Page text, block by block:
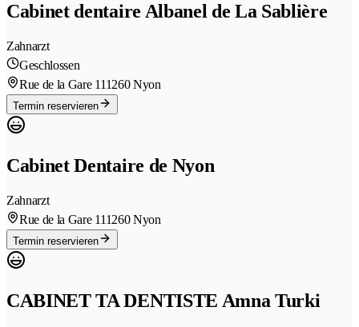
Cabinet dentaire Albanel de La Sablière
Zahnarzt
Geschlossen
Rue de la Gare 111260 Nyon
Termin reservieren
Cabinet Dentaire de Nyon
Zahnarzt
Rue de la Gare 111260 Nyon
Termin reservieren
CABINET TA DENTISTE Amna Turki